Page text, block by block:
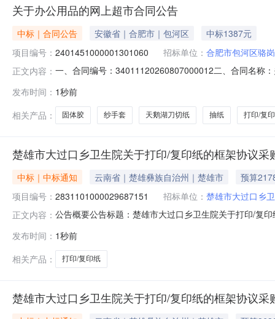
关于办公用品的网上超市合同公告
中标｜合同公告 安徽省｜合肥市｜包河区
中标1387元
项目编号： 2401451000001301060 招标单位： 合肥市包河区骆
正文内容： 一、合同编号：34011120260807000012二、合同名称
奥百货商行（个体工商户）地址：安徽省合肥市包河区
发布时间： 1秒前
相关产品：
固体胶 纱手套 天鹅湖刀切纸 抽纸 打印/复
楚雄市大过口乡卫生院关于打印/复印纸的框架协议采
中标｜中标通知 云南省｜楚雄彝族自治州｜楚雄市
预算
项目编号： 2831101000029687151 招标单位： 楚雄市大过口乡
正文内容： 公告概要公告标题：楚雄市大过口乡卫生院关于打印/复
框架协议采购项目项目编号：2831101000029687151
发布时间： 1秒前
相关产品：
打印/复印纸
楚雄市大过口乡卫生院关于打印/复印纸的框架协议采